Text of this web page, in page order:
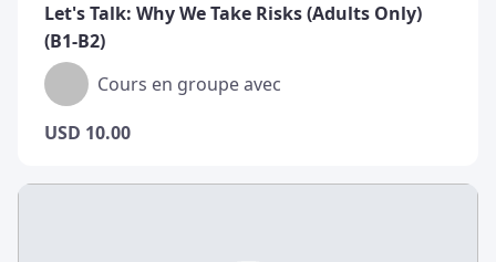
Let's Talk: Why We Take Risks (Adults Only)
(B1-B2)
Cours en groupe avec
USD 10.00